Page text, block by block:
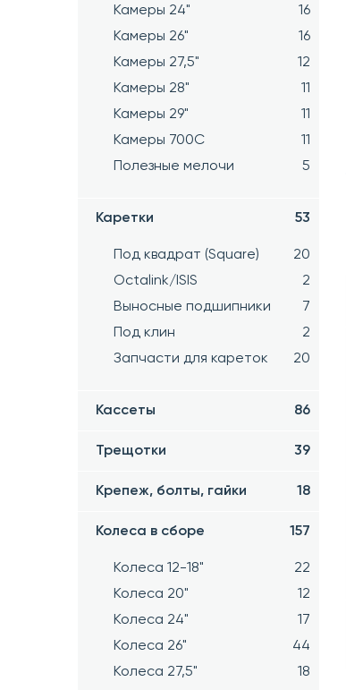
Камеры 24"
16
Камеры 26"
16
Камеры 27,5"
12
Камеры 28"
11
Камеры 29"
11
Камеры 700C
11
Полезные мелочи
5
Каретки 53
Под квадрат (Square)
20
Octalink/ISIS
2
Выносные подшипники
7
Под клин
2
Запчасти для кареток
20
Кассеты 86
Трещотки 39
Крепеж, болты, гайки 18
Колеса в сборе 157
Колеса 12-18"
22
Колеса 20"
12
Колеса 24"
17
Колеса 26"
44
Колеса 27,5"
18